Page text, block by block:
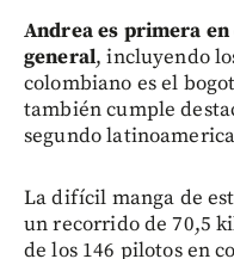
Andrea es primera
general, incluyendo
colombiano es el
también cumple
segundo
La difícil manga de
un recorrido de 70,5
de los 146 pilotos en